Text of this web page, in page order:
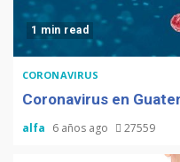
1 min read
CORONAVIRUS
Coronavirus en
alfa 6 años ago 27559